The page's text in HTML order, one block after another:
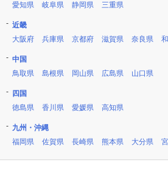
愛知県
岐阜県 静岡県 三重県
近畿
大阪府
兵庫県 京都府 滋賀県 奈良県
中国
鳥取県
島根県 岡山県 広島県 山口県
四国
徳島県
香川県 愛媛県 高知県
九州・沖縄
福岡県
佐賀県 長崎県 熊本県 大分県